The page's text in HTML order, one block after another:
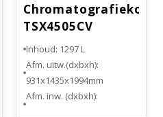
TSX4505CV
Inhoud: 1297 L
Afm. uitw.(dxbxh):
931x1435x1994mm
Afm. inw. (dxbxh):